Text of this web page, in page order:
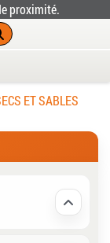
proximité.
ET SABLES
Déplier